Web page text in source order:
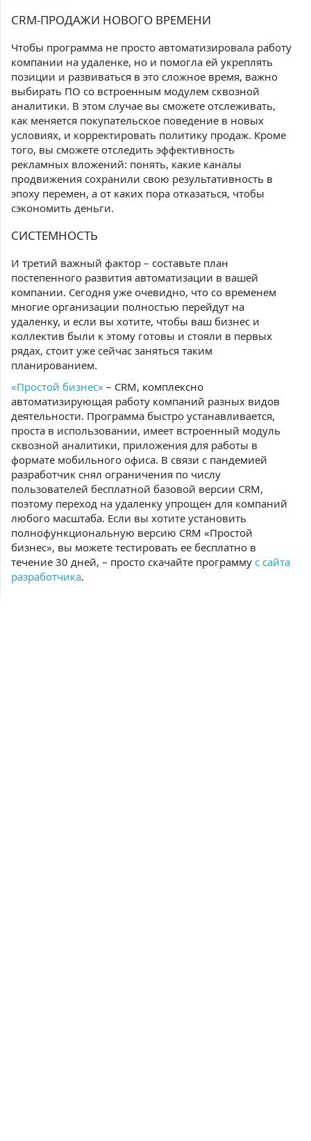
CRM-ПРОДАЖИ НОВОГО ВРЕМЕНИ
Чтобы программа не просто автоматизировала работу
компании на удаленке, но и помогла ей укреплять
позиции и развиваться в это сложное время, важно
выбирать ПО со встроенным модулем сквозной
аналитики. В этом случае вы сможете отслеживать,
как меняется покупательское поведение в новых
условиях, и корректировать политику продаж. Кроме
того, вы сможете отследить эффективность
рекламных вложений: понять, какие каналы
продвижения сохранили свою результативность в
эпоху перемен, а от каких пора отказаться, чтобы
сэкономить деньги.
СИСТЕМНОСТЬ
И третий важный фактор – составьте план
постепенного развития автоматизации в вашей
компании. Сегодня уже очевидно, что со временем
многие организации полностью перейдут на
удаленку, и если вы хотите, чтобы ваш бизнес и
коллектив были к этому готовы и стояли в первых
рядах, стоит уже сейчас заняться таким
планированием.
«Простой бизнес» – CRM, комплексно
автоматизирующая работу компаний разных видов
деятельности. Программа быстро устанавливается,
проста в использовании, имеет встроенный модуль
сквозной аналитики, приложения для работы в
формате мобильного офиса. В связи с пандемией
разработчик снял ограничения по числу
пользователей бесплатной базовой версии CRM,
поэтому переход на удаленку упрощен для компаний
любого масштаба. Если вы хотите установить
полнофункциональную версию CRM «Простой
бизнес», вы можете тестировать ее бесплатно в
течение 30 дней, – просто скачайте программу с сайта
разработчика.